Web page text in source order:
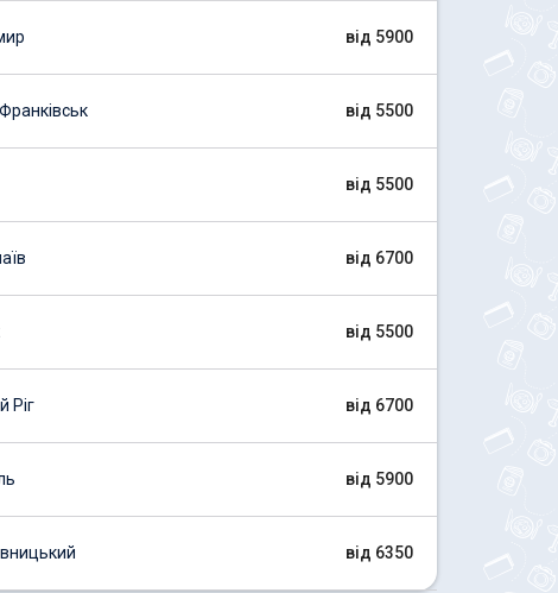
від 5900
від 5500
від 5500
від 6700
від 5500
Ріг від 6700
від 5900
від 6350